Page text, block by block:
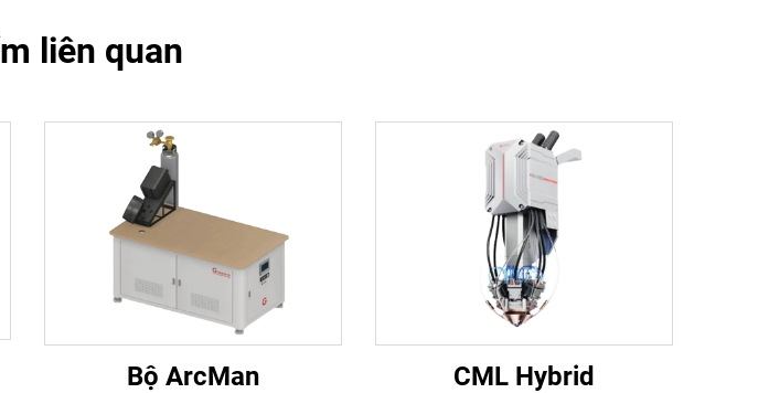
liên quan
Bộ ArcMan CML Hybrid